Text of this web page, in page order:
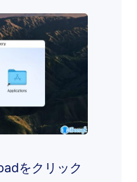
をクリック